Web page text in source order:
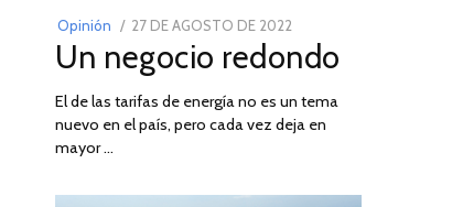
Opinión
POSTED
ON
27 DE AGOSTO DE 2022
DE
DE
2022
Un negocio redondo
El de las tarifas de energía no es un tema
nuevo en el país, pero cada vez deja en
mayor …